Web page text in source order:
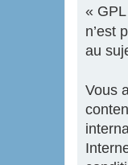
«
n’est
au
Vous